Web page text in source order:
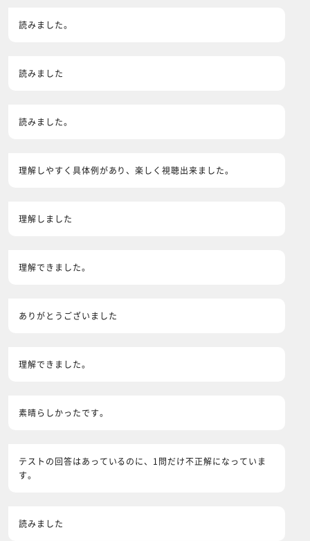
読みました。
読みました
読みました。
理解しやすく具体例があり、楽しく視聴出来ました。
理解しました
理解できました。
ありがとうございました
理解できました。
素晴らしかったです。
テストの回答はあっているのに、1問だけ不正解になっていま
す。
読みました